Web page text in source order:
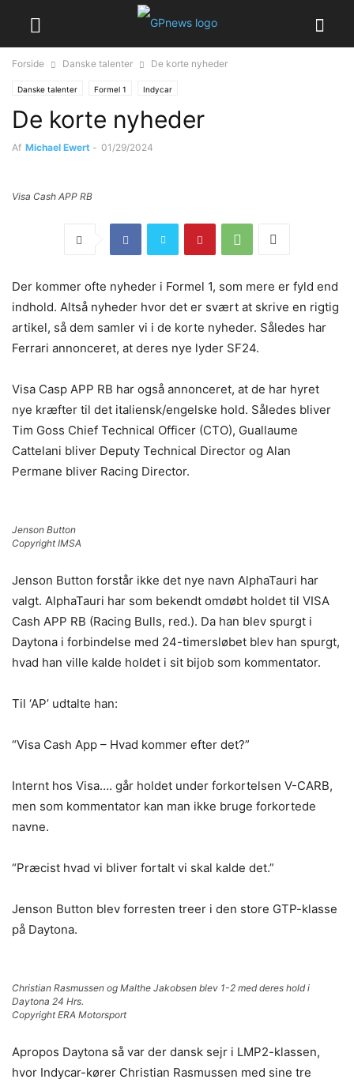
Forside Danske talenter De korte nyheder
Danske talenter Formel 1 Indycar
De korte nyheder
Af Michael Ewert - 01/29/2024
Visa Cash APP RB
Der kommer ofte nyheder i Formel 1, som mere er fyld end
indhold. Altså nyheder hvor det er svært at skrive en rigtig
artikel, så dem samler vi i de korte nyheder. Således har
Ferrari annonceret, at deres nye lyder SF24.
Visa Casp APP RB har også annonceret, at de har hyret
nye kræfter til det italiensk/engelske hold. Således bliver
Tim Goss Chief Technical Officer (CTO), Guallaume
Cattelani bliver Deputy Technical Director og Alan
Permane bliver Racing Director.
Jenson Button
Copyright IMSA
Jenson Button forstår ikke det nye navn AlphaTauri har
valgt. AlphaTauri har som bekendt omdøbt holdet til VISA
Cash APP RB (Racing Bulls, red.). Da han blev spurgt i
Daytona i forbindelse med 24-timersløbet blev han spurgt,
hvad han ville kalde holdet i sit bijob som kommentator.
Til ‘AP’ udtalte han:
“Visa Cash App – Hvad kommer efter det?”
Internt hos Visa…. går holdet under forkortelsen V-CARB,
men som kommentator kan man ikke bruge forkortede
navne.
“Præcist hvad vi bliver fortalt vi skal kalde det.”
Jenson Button blev forresten treer i den store GTP-klasse
på Daytona.
Christian Rasmussen og Malthe Jakobsen blev 1-2 med deres hold i
Daytona 24 Hrs.
Copyright ERA Motorsport
Apropos Daytona så var der dansk sejr i LMP2-klassen,
hvor Indycar-kører Christian Rasmussen med sine tre